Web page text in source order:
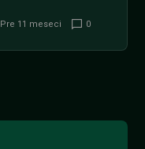
Pre 11 meseci 0